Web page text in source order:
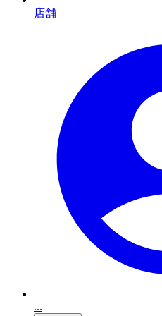
店舗
...